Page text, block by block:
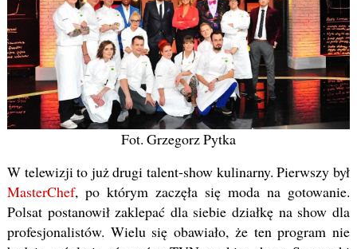
Fot. Grzegorz Pytka
W telewizji to już drugi talent-show kulinarny. Pierwszy był
MasterChef, po którym zaczęła się moda na gotowanie.
Polsat postanowił zaklepać dla siebie działkę na show dla
profesjonalistów. Wielu się obawiało, że ten program nie